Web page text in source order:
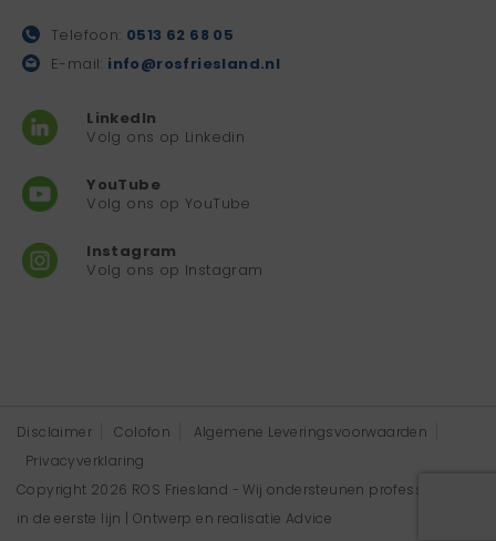
Telefoon: 0513 62 68 05
E-mail: info@rosfriesland.nl
LinkedIn
Volg ons op Linkedin
YouTube
Volg ons op YouTube
Instagram
Volg ons op Instagram
Disclaimer Colofon
Algemene Leveringsvoorwaarden
Privacyverklaring
Copyright 2026 ROS Friesland - Wij ondersteunen professionals
in de eerste lijn | Ontwerp en realisatie Advice